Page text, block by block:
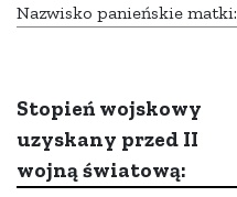
Nazwisko panieńskie matki:
Stopień wojskowy
uzyskany przed II
wojną światową: